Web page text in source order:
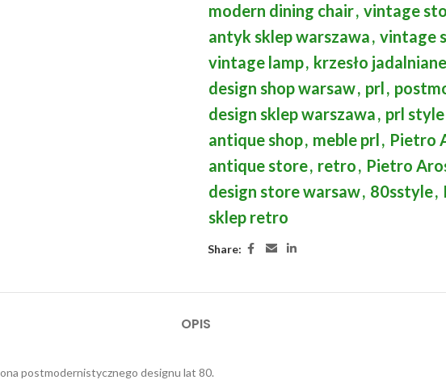
modern dining chair, vintage
antyk sklep warszawa, vintage
vintage lamp, krzesło
design shop warsaw, prl,
design sklep warszawa, prl style
antique shop, meble prl, Pietro
antique store, retro, Pietro
design store warsaw, 80sstyle,
sklep retro
Share:
OPIS
postmodernistycznego designu lat 80.